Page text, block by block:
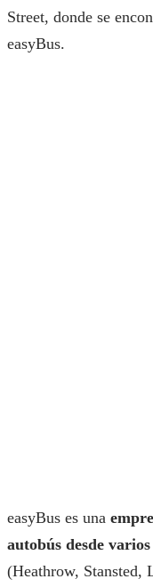
Street, donde se
easyBus.
easyBus es una
autobús desde
(Heathrow, Stansted,